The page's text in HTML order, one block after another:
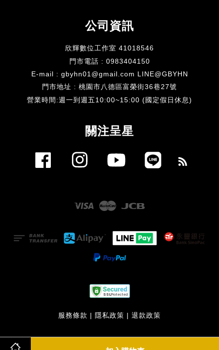
公司資訊
欣輝數位工作室 41018546
門市電話 : 0983404150
E-mail : gbyhn01@gmail.com LINE@GBYHN
門市地址 : 桃園市八德區富榮街36巷27號
​營業時間:週一到週五10:00~15:00 (國定假日休息)
關注呈星
Facebook Instagram YouTube
Visa Master
服務條款 隱私政策 退款政策